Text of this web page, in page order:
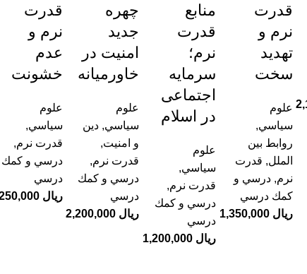
قدرت
نرم و
تهدید
سخت
علوم
سياسي,
روابط بین
الملل, قدرت
نرم,درسي و
كمك درسي
ریال
منابع
قدرت
نرم؛
سرمایه‌
اجتماعی
در اسلام
علوم
سياسي,
قدرت نرم,
درسي و كمك
درسي
ریال
چهره
جدید
امنیت در
خاورمیانه
علوم
سياسي, دین
و امنیت,
قدرت نرم,
درسي و كمك
درسي
ریال
قدرت
نرم و
عدم
خشونت
علوم
سياسي,
قدرت نرم,
درسي و كمك
درسي
ریال